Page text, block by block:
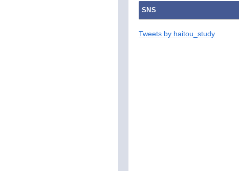
SNS
Tweets by haitou_study